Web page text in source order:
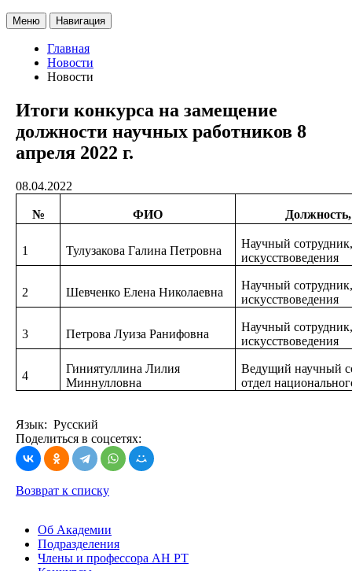
Меню Навигация
Главная
Новости
Новости
Итоги конкурса на замещение
должности научных работников 8
апреля 2022 г.
08.04.2022
№ ФИО
1 Тулузакова Галина Петровна
Научный
искусствоведения
2 Шевченко Елена Николаевна
Научный
искусствоведения
3 Петрова Луиза Ранифовна
Научный
искусствоведения
4
Гиниятуллина Лилия
Миннулловна
Ведущий научный
отдел
Язык: Русский
Поделиться в соцсетях:
Возврат к списку
Об Академии
Подразделения
Члены и профессора АН РТ